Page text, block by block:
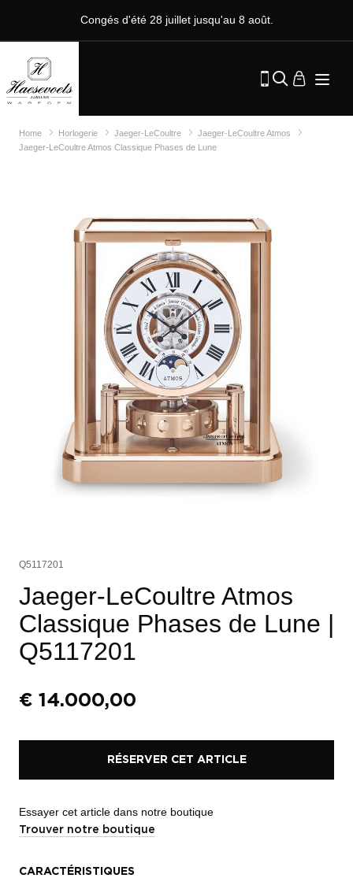
Congés d'été 28 juillet jusqu'au 8 août.
Home Horlogerie Jaeger-LeCoultre
Jaeger-LeCoultre Atmos
Jaeger-LeCoultre Atmos Classique Phases de Lune
Q5117201
Jaeger-LeCoultre Atmos
Classique Phases de Lune |
Q5117201
€ 14.000,00
RÉSERVER CET ARTICLE
Essayer cet article dans notre boutique
Trouver notre boutique
CARACTÉRISTIQUES